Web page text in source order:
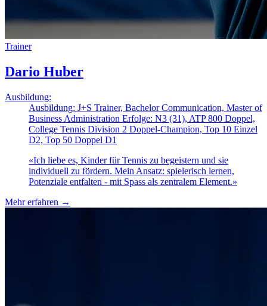
Trainer
Dario Huber
Ausbildung:
Ausbildung: J+S Trainer, Bachelor Communication, Master of
Business Administration Erfolge: N3 (31), ATP 800 Doppel,
College Tennis Division 2 Doppel-Champion, Top 10 Einzel
D2, Top 50 Doppel D1
«Ich liebe es, Kinder für Tennis zu begeistern und sie
individuell zu fördern. Mein Ansatz: spielerisch lernen,
Potenziale entfalten - mit Spass als zentralem Element.»
Mehr erfahren →